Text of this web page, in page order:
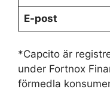
E-post
*Capcito är
under Fortnox
förmedla